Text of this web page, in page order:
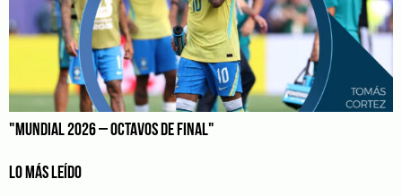
"MUNDIAL 2026 – OCTAVOS DE FINAL"
LO MÁS LEÍDO